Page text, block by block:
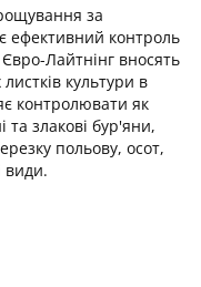
за
ефективний контроль
Лайтнінг вносять
культури в
контролювати як
та злакові бур'яни,
польову, осот,
види.